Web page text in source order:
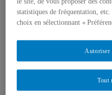
About Éditions les
News
History
Project Proposals
Support
statistiques de fréquentation,
choix en sélectionnant «
Tout
Autoriser